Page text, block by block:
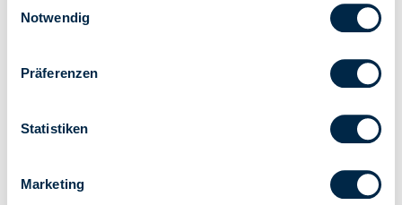
Notwendig
Präferenzen
Statistiken
Marketing
Anleitungsheft